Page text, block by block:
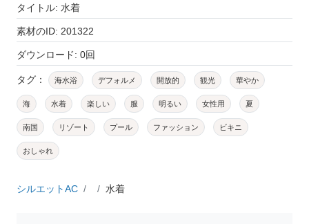
タイトル: 水着
素材のID: 201322
ダウンロード: 0回
タグ： 海水浴 デフォルメ 開放的 観光 華やか
海 水着 楽しい 服 明るい 女性用 夏
南国 リゾート プール ファッション ビキニ
おしゃれ
シルエットAC 水着